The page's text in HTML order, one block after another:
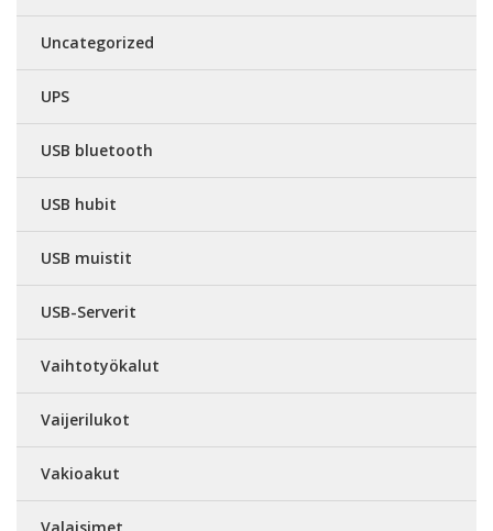
Uncategorized
UPS
USB bluetooth
USB hubit
USB muistit
USB-Serverit
Vaihtotyökalut
Vaijerilukot
Vakioakut